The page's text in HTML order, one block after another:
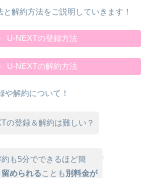
解約方法をご説明していきます！
U-NEXTの登録方法
U-NEXTの解約方法
や解約について！
の登録＆解約は難しい？
も5分でできるほど簡
留められることも 別料金が